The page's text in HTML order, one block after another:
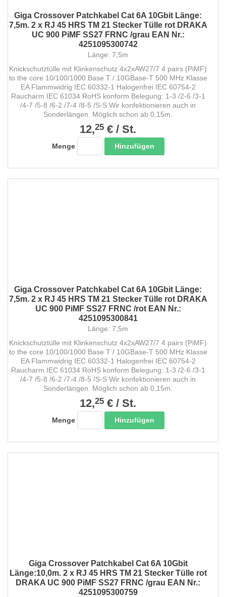
Giga Crossover Patchkabel Cat 6A 10Gbit Länge:
7,5m. 2 x RJ 45 HRS TM 21 Stecker Tülle rot DRAKA
UC 900 PiMF SS27 FRNC /grau EAN Nr.:
4251095300742
Länge: 7,5m
Knickschutztülle mit Klinkenschutz 4x2xAW27/7 4 pairs (PiMF)
to the core 10/100/1000 Base T / 10GBase-T 500 MHz Klasse
EA Flammwidrig IEC 60332-1 Halogenfrei IEC 60754-2
Raucharm IEC 61034 RoHS konform Belegung: 1-3 /2-6 /3-1
/4-7 /5-8 /6-2 /7-4 /8-5 /S-S Wir konfektionieren auch in
Sonderlängen. Möglich schon ab 0,15m.
12,25 € / St.
Menge Hinzufügen
Giga Crossover Patchkabel Cat 6A 10Gbit Länge:
7,5m. 2 x RJ 45 HRS TM 21 Stecker Tülle rot DRAKA
UC 900 PiMF SS27 FRNC /rot EAN Nr.:
4251095300841
Länge: 7,5m
Knickschutztülle mit Klinkenschutz 4x2xAW27/7 4 pairs (PiMF)
to the core 10/100/1000 Base T / 10GBase-T 500 MHz Klasse
EA Flammwidrig IEC 60332-1 Halogenfrei IEC 60754-2
Raucharm IEC 61034 RoHS konform Belegung: 1-3 /2-6 /3-1
/4-7 /5-8 /6-2 /7-4 /8-5 /S-S Wir konfektionieren auch in
Sonderlängen. Möglich schon ab 0,15m.
12,25 € / St.
Menge Hinzufügen
Giga Crossover Patchkabel Cat 6A 10Gbit
Länge:10,0m. 2 x RJ 45 HRS TM 21 Stecker Tülle rot
DRAKA UC 900 PiMF SS27 FRNC /grau EAN Nr.:
4251095300759